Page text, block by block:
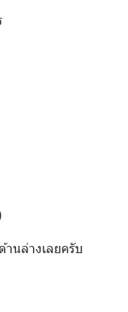
นล่างเลยครับ